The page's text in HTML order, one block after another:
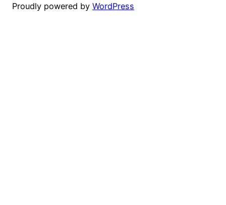
Proudly powered by WordPress